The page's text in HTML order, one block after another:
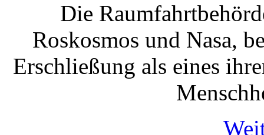
Die
Roskosmos und Nasa,
Erschließung als eines